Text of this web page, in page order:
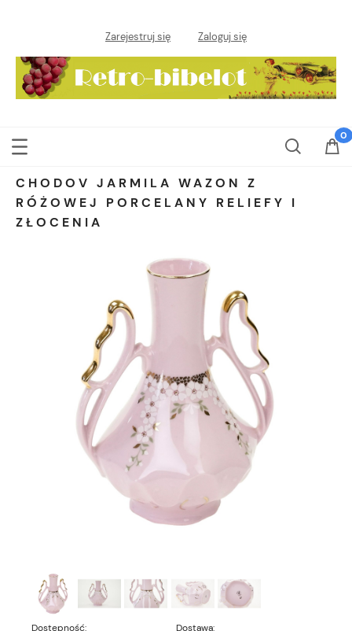
Zarejestruj się Zaloguj się
CHODOV JARMILA WAZON Z
RÓŻOWEJ PORCELANY RELIEFY I
ZŁOCENIA
Dostępność:
Dostawa: